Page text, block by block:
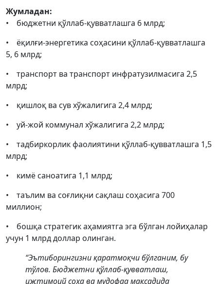
Жумладан:
• бюджетни қўллаб-қувватлашга 6 млрд;
• ёқилғи-энергетика соҳасини қўллаб-қувватлашга
5, 6 млрд;
• транспорт ва транспорт инфратузилмасига 2,5
млрд;
• қишлоқ ва сув хўжалигига 2,4 млрд;
• уй-жой коммунал хўжалигига 2,2 млрд;
• тадбиркорлик фаолиятини қўллаб-қувватлашга 1,5
млрд;
• кимё саноатига 1,1 млрд;
• таълим ва соғлиқни сақлаш соҳасига 700
миллион;
• бошқа стратегик аҳамиятга эга бўлган лойиҳалар
учун 1 млрд доллар олинган.
“Эътиборингизни қаратмоқчи бўлганим, бу
тўлов. Бюджетни қўллаб-қувватлаш,
ижтимоий соҳа ва мудофаа мақсадида